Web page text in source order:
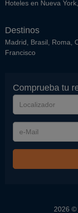
Hoteles en Nueva York
Destinos
Madrid Brasil Roma
Francisco
Comprueba tu
Localizador
e-
Mail
2026 ©